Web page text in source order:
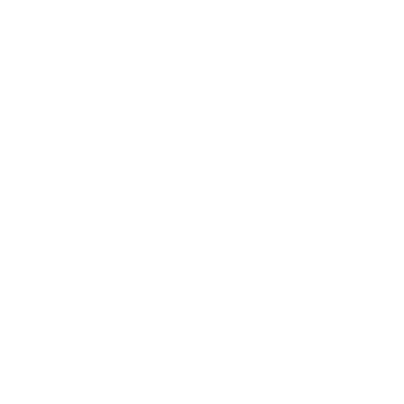
a konyhában. Az új állatmotívumnak és a